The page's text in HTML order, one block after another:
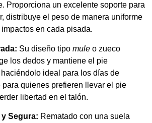
Proporciona un excelente soporte para
distribuye el peso de manera uniforme
en cada pisada.
Su diseño tipo mule o zueco
los dedos y mantiene el pie
ideal para los días de
para quienes prefieren llevar el pie
libertad en el talón.
Segura: Rematado con una suela